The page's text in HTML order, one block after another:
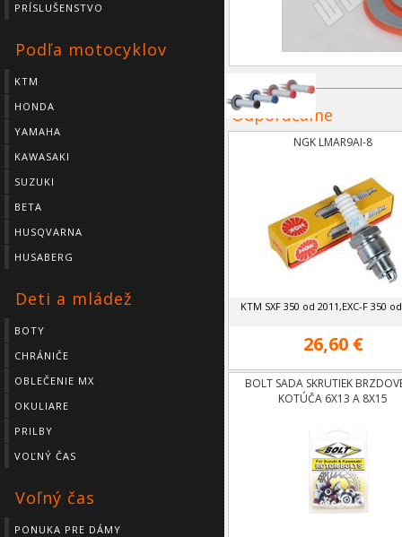
PRÍSLUŠENSTVO
Podľa motocyklov
KTM
HONDA
YAMAHA
KAWASAKI
SUZUKI
BETA
HUSQVARNA
HUSABERG
Deti a mládež
BOTY
CHRÁNIČE
OBLEČENIE MX
OKULIARE
PRILBY
VOĽNÝ ČAS
Voľný čas
PONUKA PRE DÁMY
Odporúčame
NGK LMAR9AI-8
KTM SXF 350 od 2011,EXC-F 350
26,60 €
BOLT SADA SKRUTIEK
KOTÚČA 6X13 A 8X15